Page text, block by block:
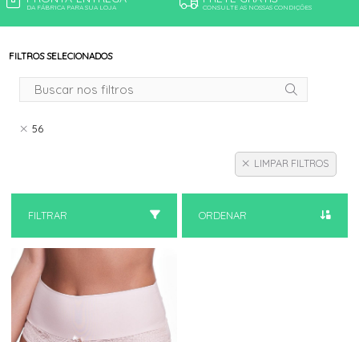
DA FÁBRICA PARA SUA LOJA CONSULTE AS NOSSAS CONDIÇÕES
FILTROS SELECIONADOS
56
LIMPAR FILTROS
FILTRAR ORDENAR